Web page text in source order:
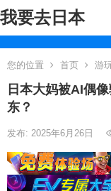
我要去日本
您的位置 首页 游
日本大妈被AI偶
东？
发布: 2025年6月26日